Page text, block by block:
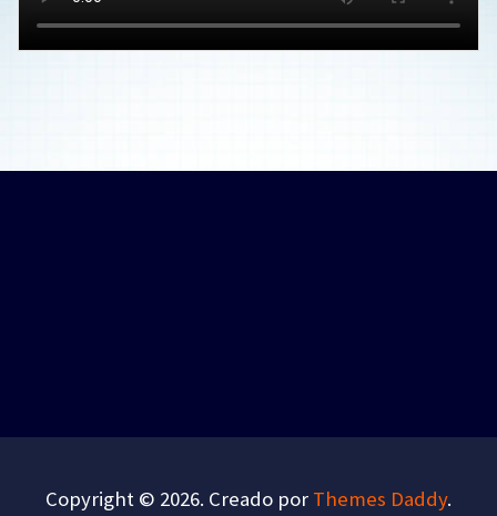
Copyright © 2026. Creado por Themes Daddy.